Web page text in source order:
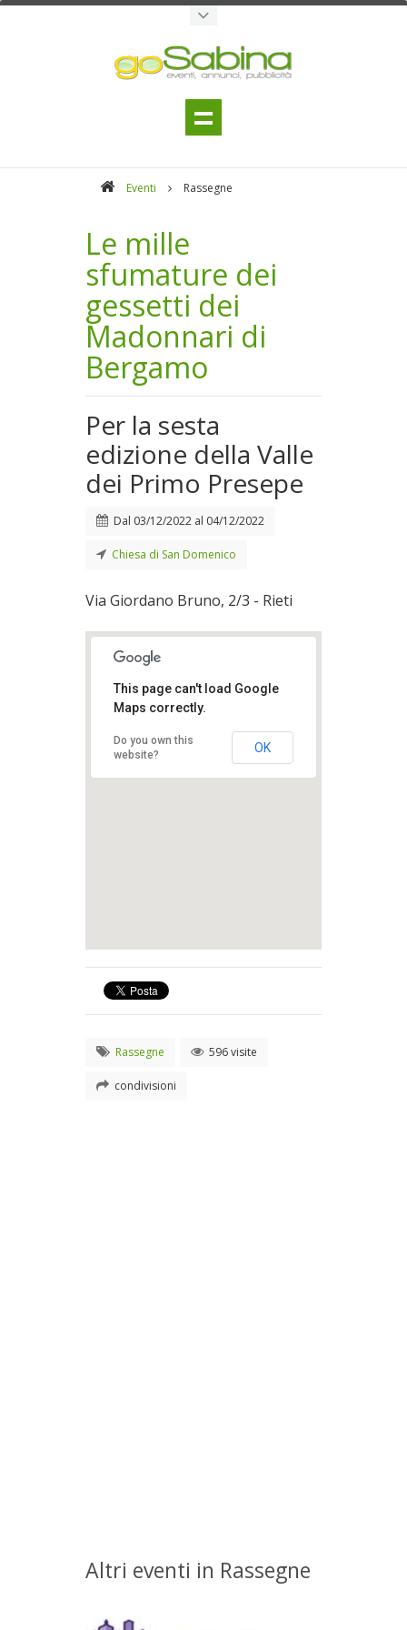
Eventi Rassegne
Le mille
sfumature dei
gessetti dei
Madonnari di
Bergamo
Per la sesta
edizione della Valle
dei Primo Presepe
Dal 03/12/2022 al 04/12/2022
Chiesa di San Domenico
Via Giordano Bruno, 2/3 - Rieti
This page can't load Google
Maps correctly.
Do you own this
website?
OK
Rassegne 596 visite
condivisioni
Altri eventi in Rassegne